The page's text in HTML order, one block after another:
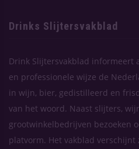
Drinks Slijtersvakblad
Drink Slijtersvakblad informeert
en professionele wijze de
in wijn, bier, gedistilleerd en
van het woord. Naast slijters,
grootwinkelbedrijven bezoeken
platvorm. Het vakblad verschijnt